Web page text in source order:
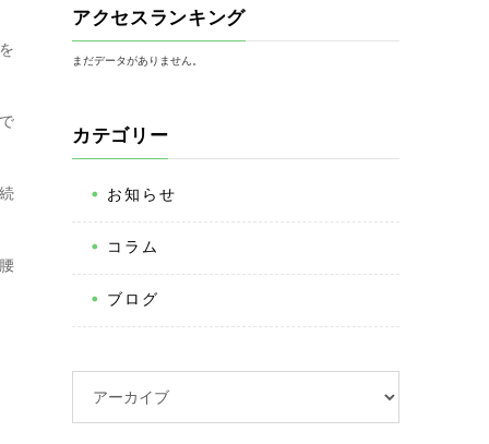
アクセスランキング
まだデータがありません。
カテゴリー
お知らせ
コラム
ブログ